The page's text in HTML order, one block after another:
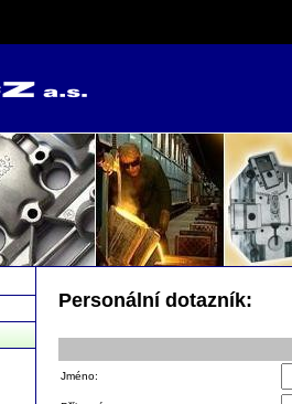
Personální dotazník:
Jméno: